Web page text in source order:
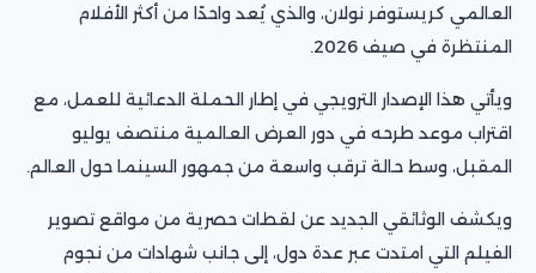
العالمي كريستوفر نولان، والذي يُعد واحدًا من أكثر الأفلام
المنتظرة في صيف 2026.
ويأتي هذا الإصدار الترويجي في إطار الحملة الدعائية للعمل، مع
اقتراب موعد طرحه في دور العرض العالمية منتصف يوليو
المقبل، وسط حالة ترقب واسعة من جمهور السينما حول العالم.
ويكشف الوثائقي الجديد عن لقطات حصرية من مواقع تصوير
الفيلم التي امتدت عبر عدة دول، إلى جانب شهادات من نجوم